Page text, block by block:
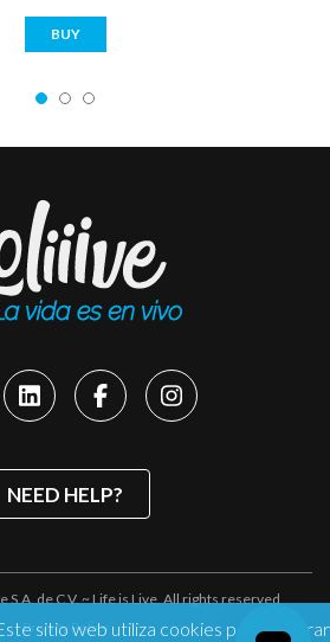
BUY
NEED HELP?
de C.V. ~ Life is Live. All rights reserved
Privacy Policy
sitio web utiliza cookies para mejorar